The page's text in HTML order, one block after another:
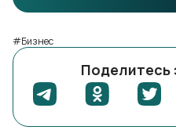
#Бизнес
Поделитесь